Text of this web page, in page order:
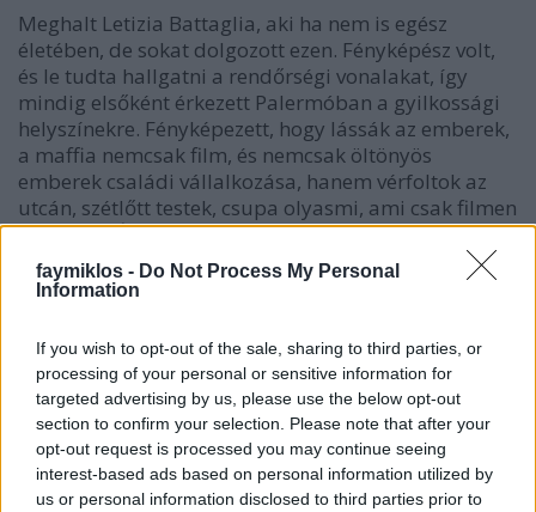
faymiklos - Do Not Process My Personal
Information
If you wish to opt-out of the sale, sharing to third parties, or
processing of your personal or sensitive information for
targeted advertising by us, please use the below opt-out
section to confirm your selection. Please note that after your
opt-out request is processed you may continue seeing
interest-based ads based on personal information utilized by
us or personal information disclosed to third parties prior to
Meghalt Letizia Battaglia, aki ha nem is egész
életében, de sokat dolgozott ezen. Fényképész volt,
és le tudta hallgatni a rendőrségi vonalakat, így
mindig elsőként érkezett Palermóban a gyilkossági
helyszínekre. Fényképezett, hogy lássák az emberek,
a maffia nemcsak film, és nemcsak öltönyös
emberek családi vállalkozása, hanem vérfoltok az
utcán, szétlőtt testek, csupa olyasmi, ami csak filmen
mutat jól. Állóképen valahogy igazibbá válik.
Csodák csodájára Letizia Battagliát nem a maffia
fantáziája, talán a gyilkosok sem bánták, hogy
újságban meg múzeumokban szerepelnek a
rémtetteik. Lehet, hogy ők a saját világukkal
elégedetlenek, és szeretnének végre unalmas
kispolgárokká válni.